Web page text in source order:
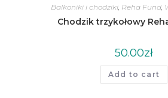
Balkoniki i chodziki, Reha Fund,
Chodzik trzykołowy
50.00zł
Add to cart